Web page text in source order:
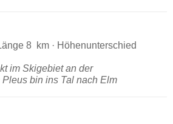
8 km · Höhenunterschied
im Skigebiet an der
bin ins Tal nach Elm